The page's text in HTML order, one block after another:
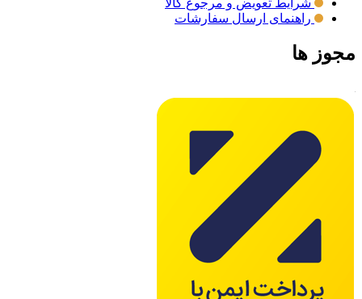
شرایط تعویض و مرجوع کالا
راهنمای ارسال سفارشات
مجوز ها